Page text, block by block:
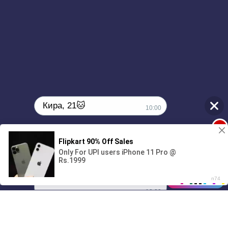
01/07
00:00
Кира, 21🐱 10:00
Поиграешь со мной? 💖🐾
1